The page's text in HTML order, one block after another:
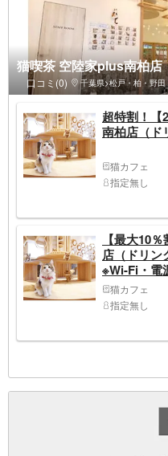
猫喫茶 空陸家plus南柏店
口コミ(0) 千葉県>松戸・柏・野田
超特割！【
南柏店（ド
猫カフェ
指定無し
【最大10
店（ドリン
※Wi-Fi・電
猫カフェ
指定無し